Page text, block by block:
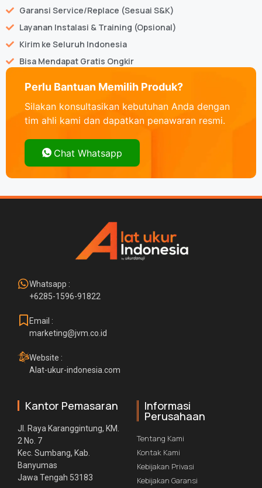
Garansi Service/Replace (Sesuai S&K)
Layanan Instalasi & Training (Opsional)
Kirim ke Seluruh Indonesia
Bisa Mendapat Gratis Ongkir
Perlu Bantuan Memilih Produk?
Silakan konsultasikan kebutuhan Anda dengan
tim ahli kami dan dapatkan penawaran resmi.
Chat Whatsapp
Whatsapp :
+6285-1596-91822
Email :
marketing@jvm.co.id
Website :
Alat-ukur-indonesia.com
Kantor Pemasaran
Jl. Raya Karanggintung, KM.
2 No. 7
Kec. Sumbang, Kab.
Banyumas
Jawa Tengah 53183
Informasi
Perusahaan
Tentang Kami
Kontak Kami
Kebijakan Privasi
Kebijakan Garansi